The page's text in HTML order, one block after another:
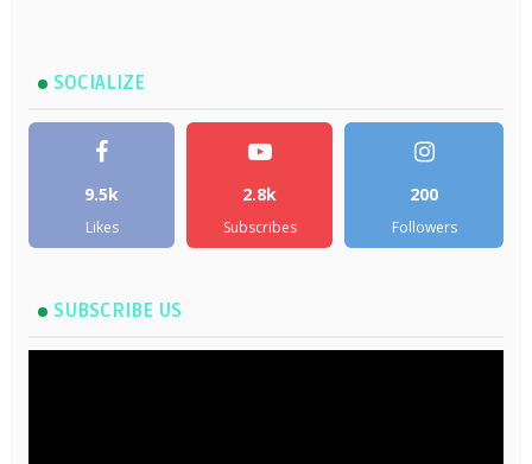
SOCIALIZE
9.5k
Likes
2.8k
Subscribes
200
Followers
SUBSCRIBE US